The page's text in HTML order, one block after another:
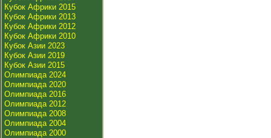
Кубок Африки 2015
Кубок Африки 2013
Кубок Африки 2012
Кубок Африки 2010
Кубок Азии 2023
Кубок Азии 2019
Кубок Азии 2015
Олимпиада 2024
Олимпиада 2020
Олимпиада 2016
Олимпиада 2012
Олимпиада 2008
Олимпиада 2004
Олимпиада 2000